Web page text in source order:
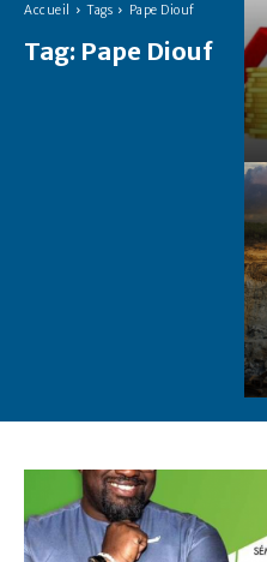
Accueil Tags Pape Diouf
Tag: Pape Diouf